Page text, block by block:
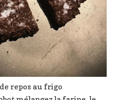
repos au frigo